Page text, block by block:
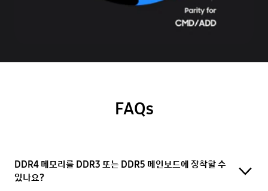
FAQs
DDR4 메모리를 DDR3 또는 DDR5 메인보드에 장착할 수
있나요?